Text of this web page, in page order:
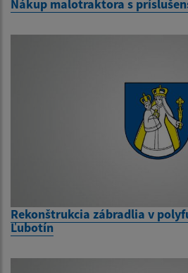
Nákup malotraktora s
Rekonštrukcia zábradlia v
Ľubotín